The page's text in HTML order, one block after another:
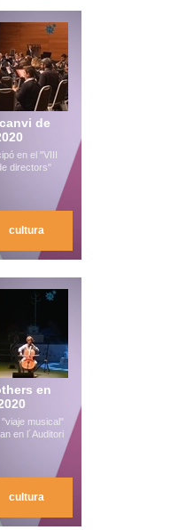
de
en el "VIII
directors"
cultura
en
musical"
en l´Auditori
cultura